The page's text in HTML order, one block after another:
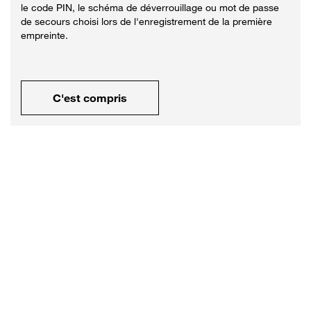
le code PIN, le schéma de déverrouillage ou mot de passe
de secours choisi lors de l'enregistrement de la première
empreinte.
C'est compris